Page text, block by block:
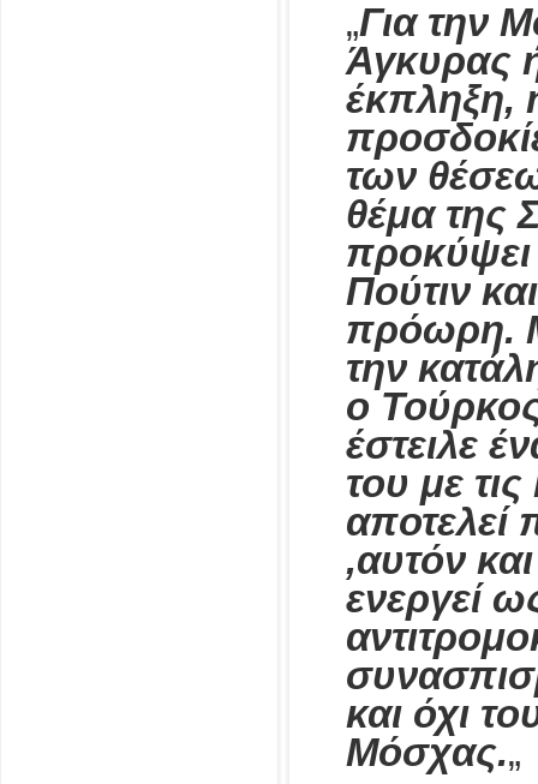
„Για την
Άγκυρας
έκπληξη,
των
θέμα της
προκύψει
Πούτιν
πρόωρη.
την
ο
έστειλε
του με
αποτελεί
‚αυτόν
ενεργεί
και όχι
Μόσχας.„